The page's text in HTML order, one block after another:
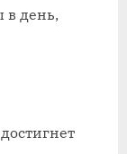
в день,